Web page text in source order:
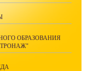
ОБРАЗОВАНИЯ